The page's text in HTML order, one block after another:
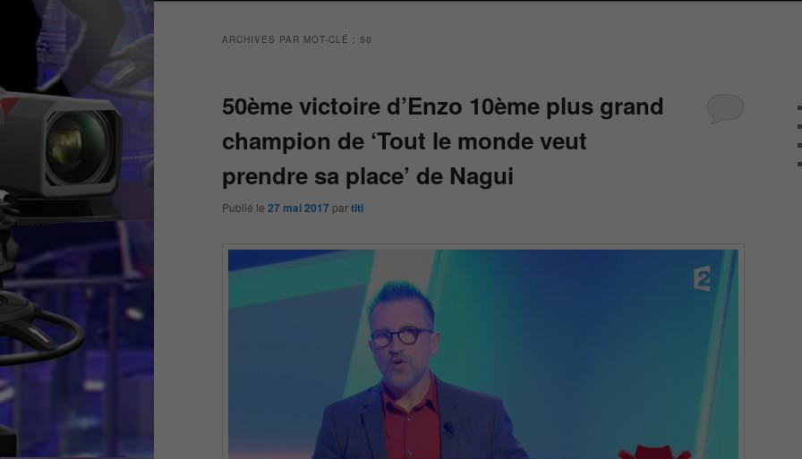
ARCHIVES PAR MOT-CLÉ : 50
50ème victoire d’Enzo 10ème plus grand
champion de ‘Tout le monde veut
prendre sa place’ de Nagui
Publié le 27 mai 2017 partiti